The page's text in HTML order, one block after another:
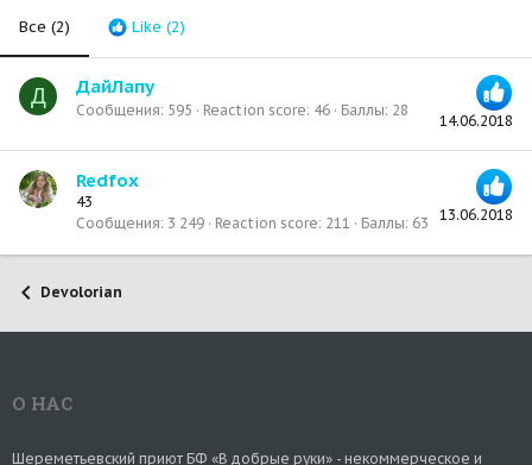
Все (2) Like (2)
Д
14.06.2018
ДайЛапу
Сообщения 595 Reaction score 46 Баллы 28
13.06.2018
Redfox
43
Сообщения 3 249 Reaction score 211 Баллы 63
Devolorian
О НАС
Шереметьевский приют БФ «В добрые руки» - некоммерческое и